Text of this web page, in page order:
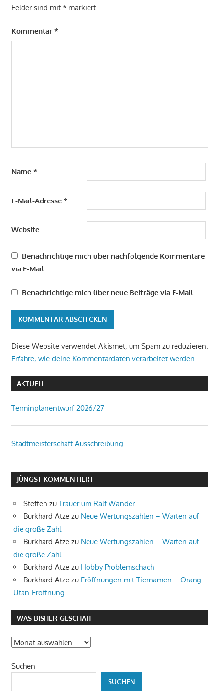
Felder sind mit *markiert
Kommentar *
Name *
E-Mail-Adresse *
Website
Benachrichtige mich über nachfolgende Kommentare
via E-Mail.
Benachrichtige mich über neue Beiträge via E-Mail.
Diese Website verwendet Akismet, um Spam zu reduzieren.
Erfahre, wie deine Kommentardaten verarbeitet werden.
AKTUELL
Terminplanentwurf 2026/27
Stadtmeisterschaft Ausschreibung
JÜNGST KOMMENTIERT
Steffen zu Trauer um Ralf Wander
Burkhard Atze zu Neue Wertungszahlen – Warten auf
die große Zahl
Burkhard Atze zu Neue Wertungszahlen – Warten auf
die große Zahl
Burkhard Atze zu Hobby Problemschach
Burkhard Atze zu Eröffnungen mit Tiernamen – Orang-
Utan-Eröffnung
WAS BISHER GESCHAH
Was
geschah
Suchen
SUCHEN